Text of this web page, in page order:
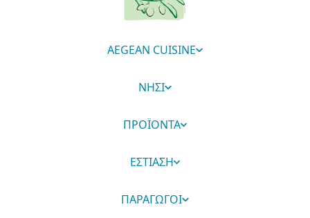
AEGEAN CUISINE
ΝΗΣΙ
ΠΡΟΪΟΝΤΑ
ΕΣΤΙΑΣΗ
ΠΑΡΑΓΩΓΟΙ